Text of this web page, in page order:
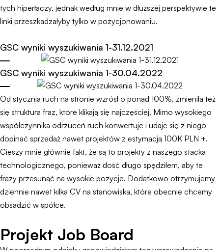
tych hiperłączy, jednak według mnie w dłuższej perspektywie te
linki przeszkadzałyby tylko w pozycjonowaniu.
GSC wyniki wyszukiwania 1-31.12.2021
GSC wyniki wyszukiwania 1-30.04.2022
Od stycznia ruch na stronie wzrósł o ponad 100%, zmieniła też
się struktura fraz, które klikają się najczęściej. Mimo wysokiego
współczynnika odrzuceń ruch konwertuje i udaje się z niego
dopinać sprzedaż nawet projektów z estymacją 100K PLN +.
Cieszy mnie głównie fakt, że są to projekty z naszego stacka
technologicznego, ponieważ dość długo spędziłem, aby te
frazy przesunąć na wysokie pozycje. Dodatkowo otrzymujemy
dziennie nawet kilka CV na stanowiska, które obecnie chcemy
obsadzić w spółce.
Projekt Job Board